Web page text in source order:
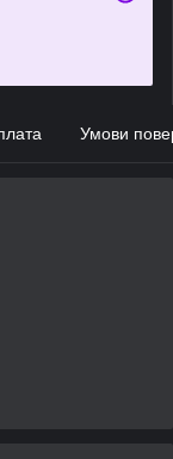
Умови